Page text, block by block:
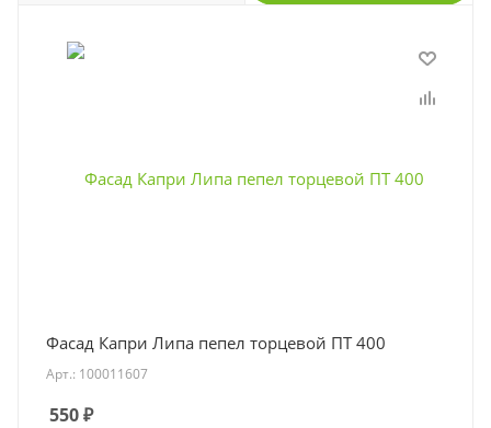
Фасад Капри Липа пепел торцевой ПТ 400
Арт.: 100011607
550₽